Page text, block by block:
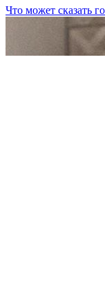
Что может сказать